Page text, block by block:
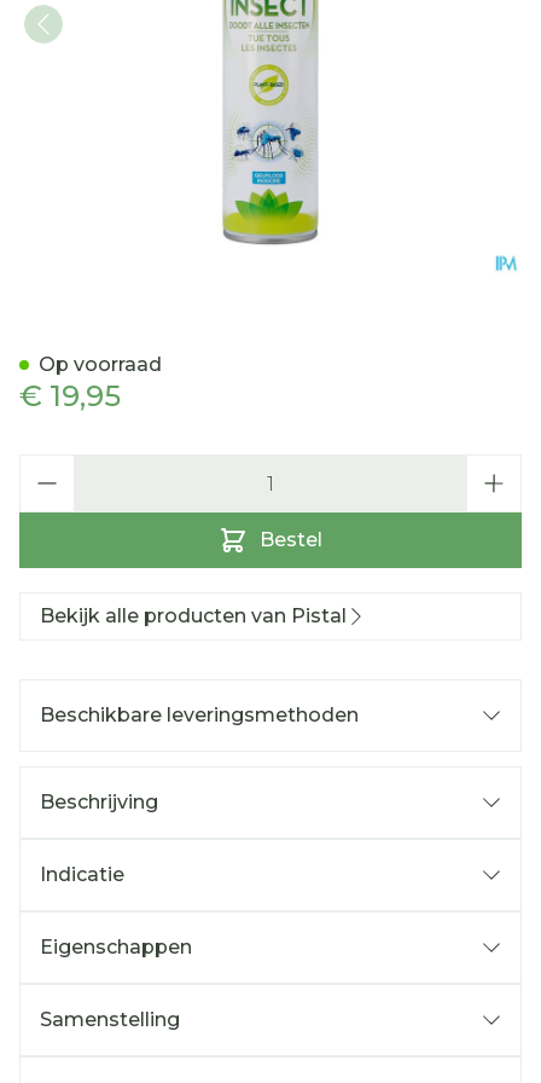
€ 19,95
Bestel
Op voorraad
Bekijk alle producten van Pistal
Beschikbare leveringsmethoden
Beschrijving
Indicatie
Eigenschappen
Samenstelling